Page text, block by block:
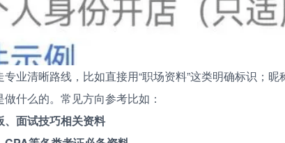
业清晰路线，比如直接用“职场资料”这类明确标识；昵
什么的。常见方向参考比如：
面试技巧相关资料